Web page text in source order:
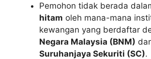
Pemohon tidak berada
hitam oleh mana-mana
kewangan yang berdaftar
Negara Malaysia (BNM)
Suruhanjaya Sekuriti (SC).